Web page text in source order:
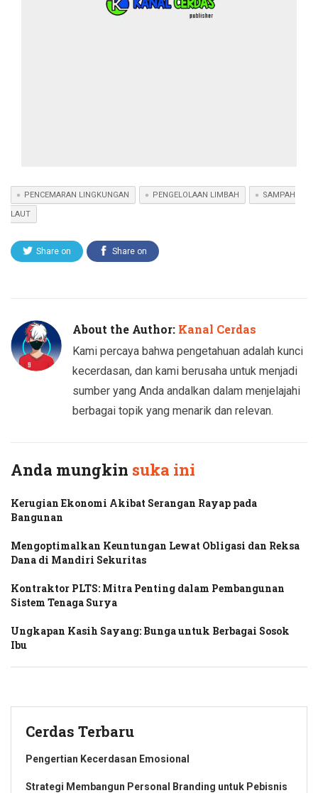
PENCEMARAN LINGKUNGAN PENGELOLAAN LIMBAH SAMPAH
LAUT
Share on Share on
About the Author: Kanal Cerdas
Kami percaya bahwa pengetahuan adalah kunci
kecerdasan, dan kami berusaha untuk menjadi
sumber yang Anda andalkan dalam menjelajahi
berbagai topik yang menarik dan relevan.
Anda mungkin suka ini
Kerugian Ekonomi Akibat Serangan Rayap pada
Bangunan
Mengoptimalkan Keuntungan Lewat Obligasi dan Reksa
Dana di Mandiri Sekuritas
Kontraktor PLTS: Mitra Penting dalam Pembangunan
Sistem Tenaga Surya
Ungkapan Kasih Sayang: Bunga untuk Berbagai Sosok
Ibu
Cerdas Terbaru
Pengertian Kecerdasan Emosional
Strategi Membangun Personal Branding untuk Pebisnis